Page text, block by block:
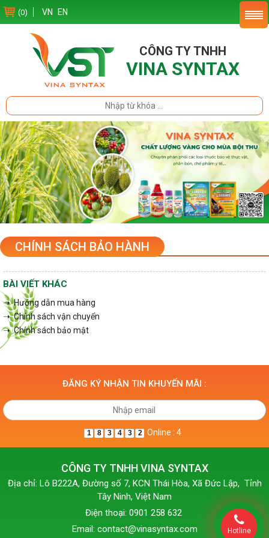
(0) VN EN
CÔNG TY TNHH
VINA SYNTAX
CHÍNH SÁCH BẢO HÀNH
BÀI VIẾT KHÁC
➝ Hướng dẫn mua hàng
➝ Chính sách vận chuyển
➝ Chính sách bảo mật
ĐĂNG KÝ NHẬN TIN KHUYẾN MÃI :
1 8 3 4 3 2 Online : 4
CÔNG TY TNHH VINA SYNTAX
Địa chỉ: Lô B222A, Đường số 7, KCN Thái Hòa, Xã Đức Lập, Tỉnh
Tây Ninh, Việt Nam
Điện thoại: 0901 258 632
Email: contact@vinasyntax.com
Hotline